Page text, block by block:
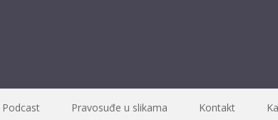
Podcast Pravosuđe u slikama Kontakt